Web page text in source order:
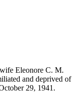
Eleonore C. M.
and deprived of
29, 1941.